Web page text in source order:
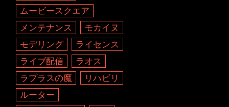
ムービースクエア
メンテナンス
モカイヌ
モデリング
ライセンス
ライブ配信
ラオス
ラプラスの魔
リハビリ
ルーター